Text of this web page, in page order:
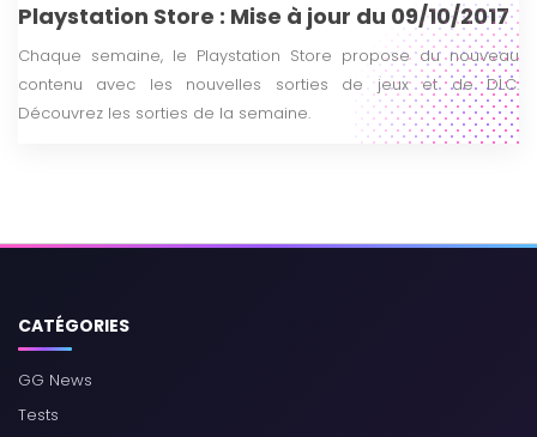
Playstation Store : Mise à jour du 09/10/2017
Chaque semaine, le Playstation Store propose du nouveau
contenu avec les nouvelles sorties de jeux et de DLC.
Découvrez les sorties de la semaine.
CATÉGORIES
GG News
Tests